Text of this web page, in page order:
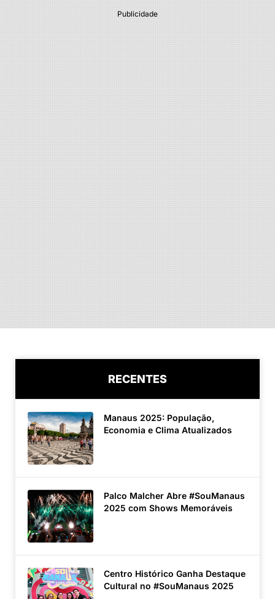
Publicidade
RECENTES
Manaus 2025: População,
Economia e Clima Atualizados
Palco Malcher Abre #SouManaus
2025 com Shows Memoráveis
Centro Histórico Ganha Destaque
Cultural no #SouManaus 2025